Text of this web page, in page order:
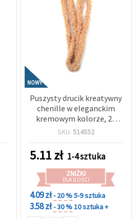
NOWY
Puszysty drucik kreatywny
chenille w eleganckim
kremowym kolorze, 20
mm × 1 m – idealny do
SKU: 514552
5.11zł 1-4 sztuka
ZNIŻKI
DLA ILOŚCI
4.09 zł- 20 %5-9 sztuka
3.58 zł- 30 %10 sztuka +